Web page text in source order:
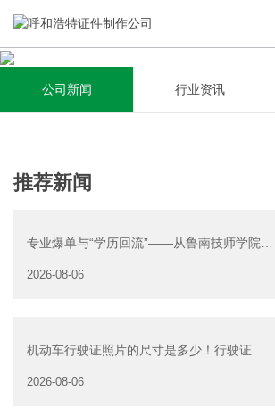
关于我们
集研发，设计，制造，安装于一体，多元化的
千家企业提供过专业定制服务！
查看详情
新闻资讯
全自动流水线规模化生产，准时按期交货，年生
40W万方米以上，拥有遍布全国的商务合作伙
查看详情
公司新闻 行业资讯
推荐新闻
专业爆单与“学历回流”——从鲁南技师学院透
2026-08-06
机动车行驶证照片的尺寸是多少！行驶证照
2026-08-06